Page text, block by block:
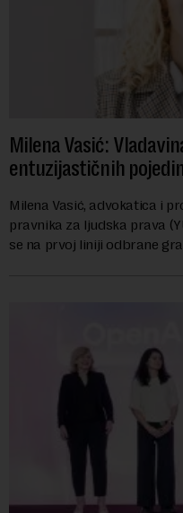
Milena Vasić:
entuzijastičnih
Milena Vasić, advokatica i
pravnika za ljudska prava
se na prvoj liniji odbrane